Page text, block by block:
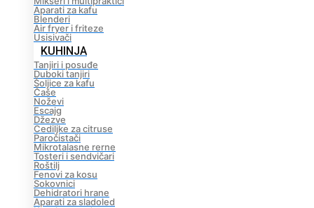
Aparati za kafu
Blenderi
Air fryer i friteze
Usisivači
KUHINJA
Tanjiri i posuđe
Duboki tanjiri
Šoljice za kafu
Čaše
Noževi
Escajg
Džezve
Cediljke za citruse
Paročistači
Mikrotalasne rerne
Tosteri i sendvičari
Roštilj
Fenovi za kosu
Sokovnici
Dehidratori hrane
Aparati za sladoled